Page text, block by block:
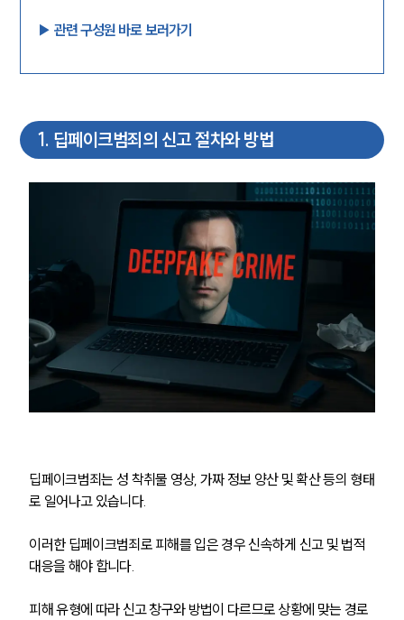
▶︎ 관련 구성원 바로 보러가기
1. 딥페이크범죄의 신고 절차와 방법
딥페이크범죄는 성 착취물 영상, 가짜 정보 양산 및 확산 등의 형태
로 일어나고 있습니다.
이러한 딥페이크범죄로 피해를 입은 경우 신속하게 신고 및 법적
대응을 해야 합니다.
피해 유형에 따라 신고 창구와 방법이 다르므로 상황에 맞는 경로